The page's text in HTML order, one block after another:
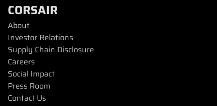
CORSAIR
About
Investor Relations
Supply Chain Disclosure
Careers
Social Impact
Press Room
Contact Us